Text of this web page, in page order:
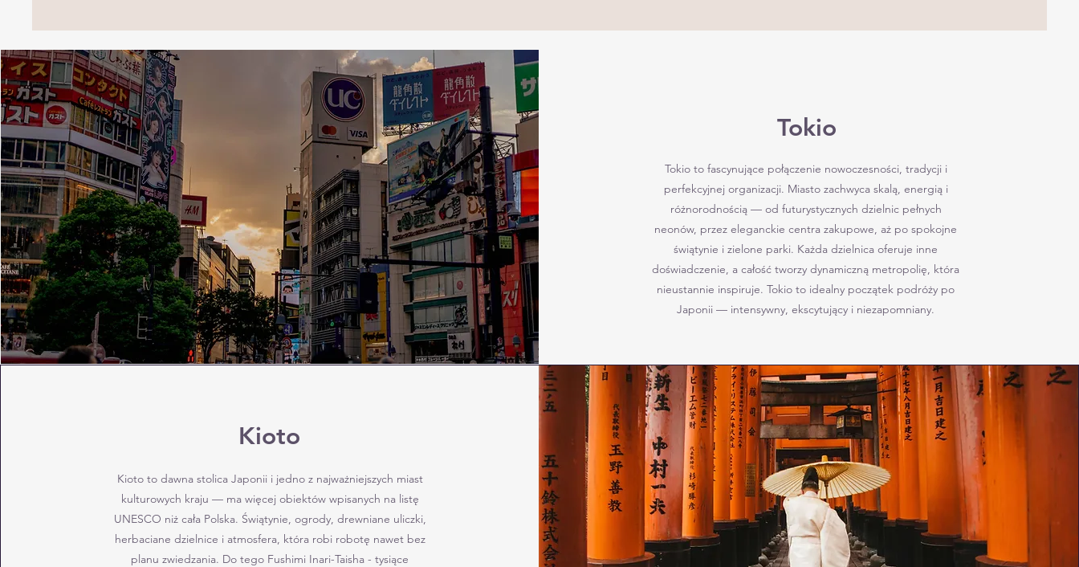
Tokio
Tokio to fascynujące połączenie nowoczesności, tradycji i
perfekcyjnej organizacji. Miasto zachwyca skalą, energią i
różnorodnością — od futurystycznych dzielnic pełnych
neonów, przez eleganckie centra zakupowe, aż po spokojne
świątynie i zielone parki. Każda dzielnica oferuje inne
doświadczenie, a całość tworzy dynamiczną metropolię, która
nieustannie inspiruje. Tokio to idealny początek podróży po
Japonii — intensywny, ekscytujący i niezapomniany.
Kioto
Kioto to dawna stolica Japonii i jedno z najważniejszych miast
kulturowych kraju — ma więcej obiektów wpisanych na listę
UNESCO niż cała Polska. Świątynie, ogrody, drewniane uliczki,
herbaciane dzielnice i atmosfera, która robi robotę nawet bez
planu zwiedzania. Do tego Fushimi Inari-Taisha - tysiące